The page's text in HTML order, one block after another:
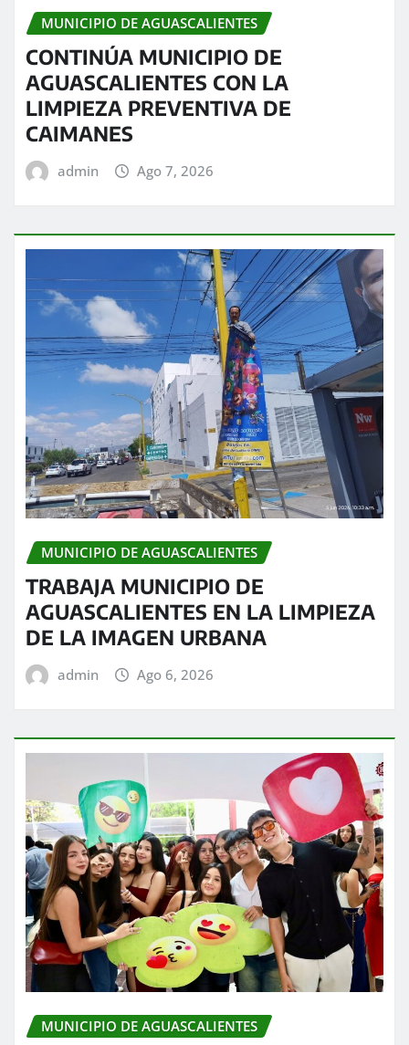
MUNICIPIO DE AGUASCALIENTES
CONTINÚA MUNICIPIO DE
AGUASCALIENTES CON LA
LIMPIEZA PREVENTIVA DE
CAIMANES
admin Ago 7, 2026
MUNICIPIO DE AGUASCALIENTES
TRABAJA MUNICIPIO DE
AGUASCALIENTES EN LA LIMPIEZA
DE LA IMAGEN URBANA
admin Ago 6, 2026
MUNICIPIO DE AGUASCALIENTES